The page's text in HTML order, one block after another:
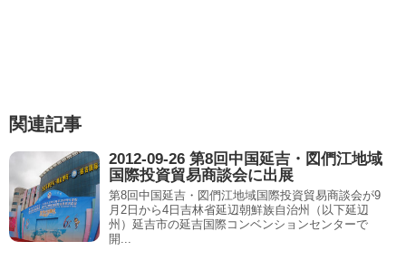
b
o
関連記事
2012-09-26 第8回中国延吉・図們江地域
国際投資貿易商談会に出展
第8回中国延吉・図們江地域国際投資貿易商談会が9
月2日から4日吉林省延辺朝鮮族自治州（以下延辺
州）延吉市の延吉国際コンベンションセンターで
開...